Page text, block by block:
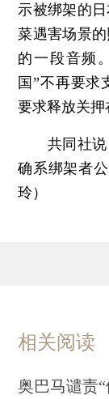
示被绑架的
菜遇害场景
的一段音频
国”不再要求
要求释放关押
共同社说
确系绑架者
玲）
相关阅读
奥巴马谴责